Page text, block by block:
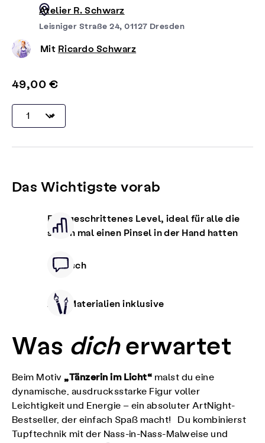
Atelier R. Schwarz
Leisniger Straße 24, 01127 Dresden
Mit Ricardo Schwarz
49,00 €
Das Wichtigste vorab
Fortgeschrittenes Level, ideal für alle die
schon mal einen Pinsel in der Hand hatten
Deutsch
Alle Materialien inklusive
Was dicherwartet
Beim Motiv„Tänzerin im Licht“ malst du eine
dynamische, ausdrucksstarke Figur voller
Leichtigkeit und Energie – ein absoluter ArtNight-
Bestseller, der einfach Spaß macht! Du kombinierst
Tupftechnik mit der Nass-in-Nass-Malweise und